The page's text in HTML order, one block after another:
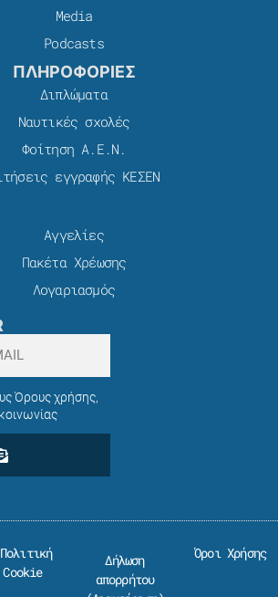
Media
Podcasts
ΠΛΗΡΟΦΟΡΙΕΣ
Διπλώματα
Ναυτικές σχολές
Φοίτηση Α.Ε.Ν.
εγγραφής ΚΕΣΕΝ
Αγγελίες
Πακέτα Χρέωσης​
Λογαριασμός
Όρους χρήσης,
Πολιτική
Cookie
Δήλωση
απορρήτου
Όροι Χρήσης